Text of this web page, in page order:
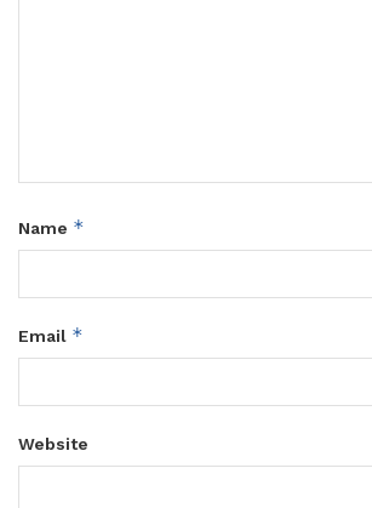
Name *
Email *
Website